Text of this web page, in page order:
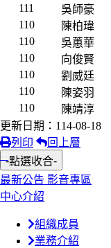
111
吳師豪
110
陳柏瑋
110
吳蕙華
110
向俊賢
110
劉威廷
110
陳姿羽
110
陳靖淳
更新日期：114-08-18
列印
回上層
::: -點選收合-
最新公告 影音專區
中心介紹
組織成員
業務介紹